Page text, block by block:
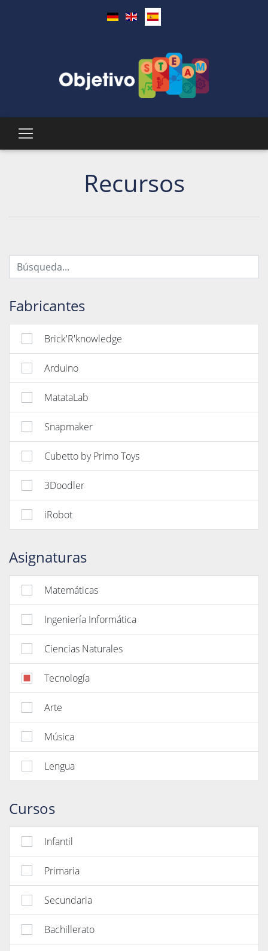
Recursos
Fabricantes
Brick'R'knowledge
Arduino
MatataLab
Snapmaker
Cubetto by Primo Toys
3Doodler
iRobot
Asignaturas
Matemáticas
Ingeniería Informática
Ciencias Naturales
Tecnología
Arte
Música
Lengua
Cursos
Infantil
Primaria
Secundaria
Bachillerato